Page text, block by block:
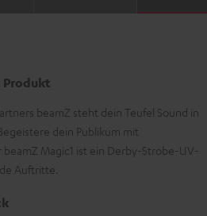
Produkt
beamZ steht dein Teufel Sound in
dein Publikum mit
Magic1 ist ein Derby-Strobe-UV-
Auftritte.